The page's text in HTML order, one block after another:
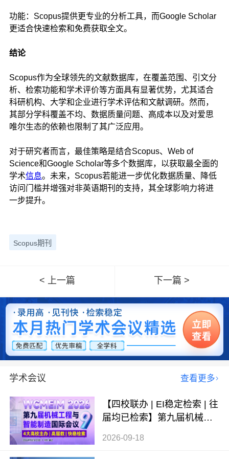
功能：Scopus提供更专业的分析工具，而Google Scholar
更适合快速检索和免费获取全文。
结论
Scopus作为全球领先的文献数据库，在覆盖范围、引文分
析、检索功能和学术评价等方面具有显著优势，尤其适合
科研机构、大学和企业进行学术评估和文献调研。然而，
其部分学科覆盖不均、数据质量问题、高成本以及对爱思
唯尔生态的依赖也限制了其广泛应用。
对于研究者而言，最佳策略是结合Scopus、Web of
Science和Google Scholar等多个数据库，以获取最全面的
学术信息。未来，Scopus若能进一步优化数据质量、降低
访问门槛并增强对非英语期刊的支持，其全球影响力将进
一步提升。
Scopus期刊
< 上一篇 下一篇 >
学术会议 查看更多
【四校联办 | EI稳定检索 | 往
届均已检索】第九届机械工
2026-09-18